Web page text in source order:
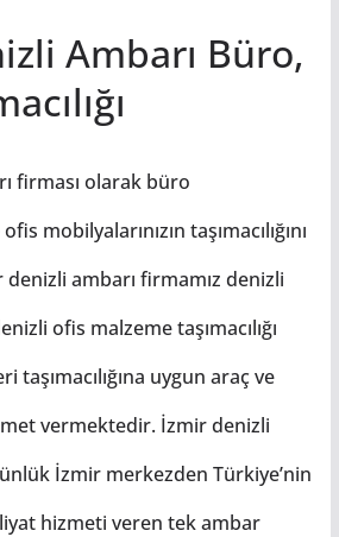
Ambarı Büro,
firması olarak büro
mobilyalarınızın taşımacılığını
ambarı firmamız denizli
ofis malzeme taşımacılığı
taşımacılığına uygun araç ve
vermektedir. İzmir denizli
İzmir merkezden Türkiye’nin
hizmeti veren tek ambar